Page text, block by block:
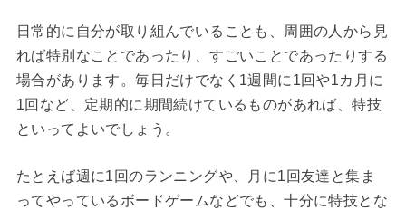
日常的に自分が取り組んでいることも、周囲の人から見
れば特別なことであったり、すごいことであったりする
場合があります。毎日だけでなく1週間に1回や1カ月に
1回など、定期的に期間続けているものがあれば、特技
といってよいでしょう。
たとえば週に1回のランニングや、月に1回友達と集ま
ってやっているボードゲームなどでも、十分に特技とな